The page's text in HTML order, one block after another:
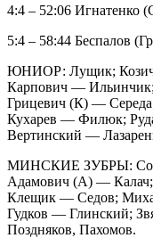
4:4 – 52:06 Игнатенко
5:4 – 58:44 Беспалов
ЮНИОР: Лущик; Козич
Карпович —
Грицевич (К) —
Кухарев — Филюк;
Вертинский —
МИНСКИЕ ЗУБРЫ:
Адамович (А) —
Клещик — Седов;
Гудков — Глинский;
Поздняков, Пахомов.